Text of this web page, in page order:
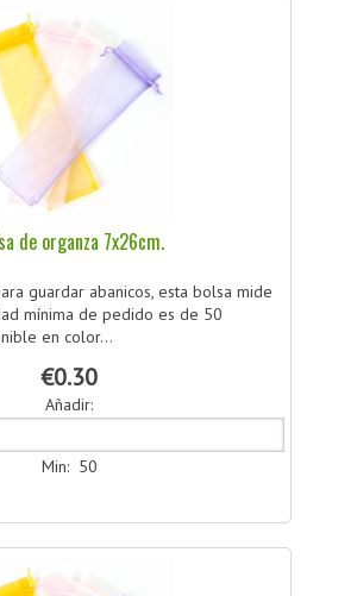
de organza 7x26cm.
guardar abanicos, esta bolsa mide
mínima de pedido es de 50
en color...
€0.30
Añadir:
Min: 50